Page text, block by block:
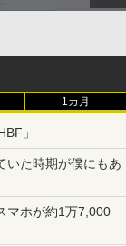
1カ月
」
た時期が僕にもあ
マホが約1万7,000